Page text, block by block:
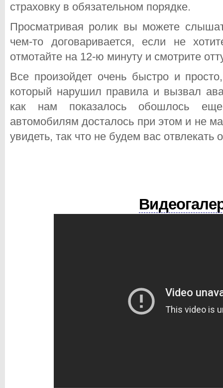
страховку в обязательном порядке.
Просматривая ролик вы можете
чем-то договаривается, если не
отмотайте на 12-ю минуту и смотрите
Все произойдет очень быстро и
который нарушил правила и вызвал
как нам показалось обошлось
автомобилям досталось при этом и не
увидеть, так что не будем вас отвлекать